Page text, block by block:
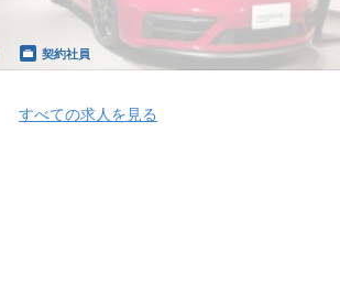
契約社員
すべての求人を見る